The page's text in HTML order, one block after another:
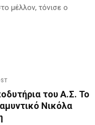
μέλλον, τόνισε ο
του Α.Σ. Το
Νικόλα